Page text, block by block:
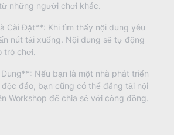
những người chơi khác.
Cài Đặt**: Khi tìm thấy nội dung yêu
nút tải xuống. Nội dung sẽ tự động
trò chơi.
Nếu bạn là một nhà phát triển
đáo, bạn cũng có thể đăng tải nội
Workshop để chia sẻ với cộng đồng.